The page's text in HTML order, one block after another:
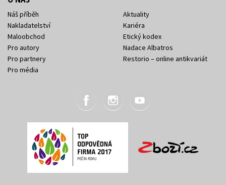
Náš příběh
Nakladatelství
Maloobchod
Pro autory
Pro partnery
Pro média
Aktuality
Kariéra
Etický kodex
Nadace Albatros
Restorio – online antikvariát